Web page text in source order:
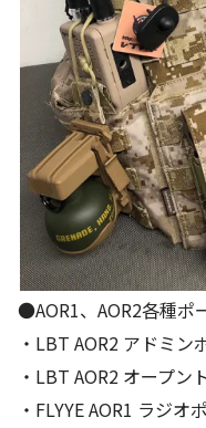
●AOR1、AOR2各種ポ
・LBT AOR2 アドミン
・LBT AOR2 オープ
・FLYYE AOR1 ラジオ